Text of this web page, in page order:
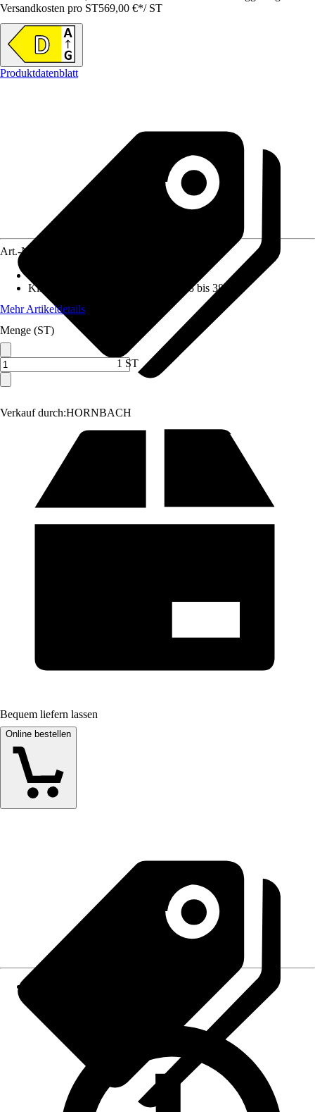
Versandkosten pro ST569,00 €*/ ST
Produktdatenblatt
Verkauf durch:HORNBACH
Art.-Nr.
Klimaklasse
ST: halbtropisch von 18 bis 38 °C
Mehr Artikeldetails
Menge (ST)
1 ST
Bequem liefern lassen
Online bestellen